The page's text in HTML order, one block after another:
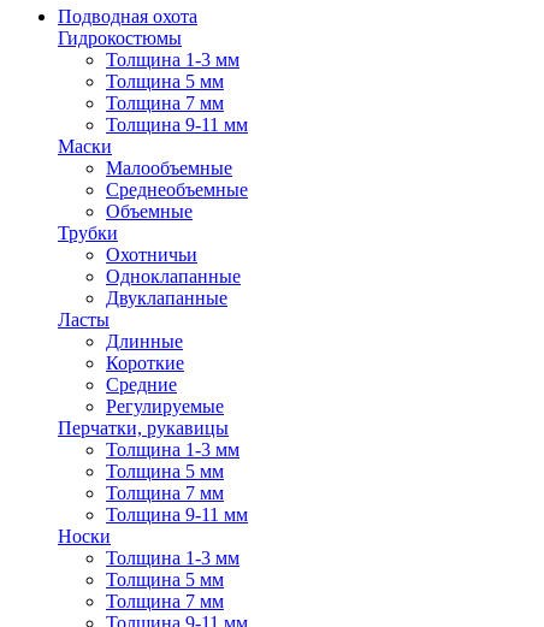
Подводная охота
Гидрокостюмы
Толщина 1-3 мм
Толщина 5 мм
Толщина 7 мм
Толщина 9-11 мм
Маски
Малообъемные
Среднеобъемные
Объемные
Трубки
Охотничьи
Одноклапанные
Двуклапанные
Ласты
Длинные
Короткие
Средние
Регулируемые
Перчатки, рукавицы
Толщина 1-3 мм
Толщина 5 мм
Толщина 7 мм
Толщина 9-11 мм
Носки
Толщина 1-3 мм
Толщина 5 мм
Толщина 7 мм
Толщина 9-11 мм